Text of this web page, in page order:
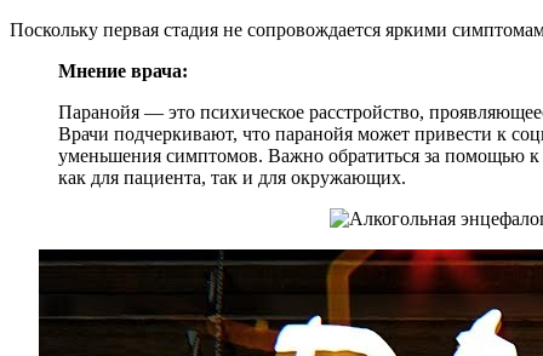
Поскольку первая стадия не сопровождается яркими
Мнение врача:
Паранойя — это психическое расстройство,
Врачи подчеркивают, что паранойя может привести к
уменьшения симптомов. Важно обратиться за помощью к
как для пациента, так и для окружающих.